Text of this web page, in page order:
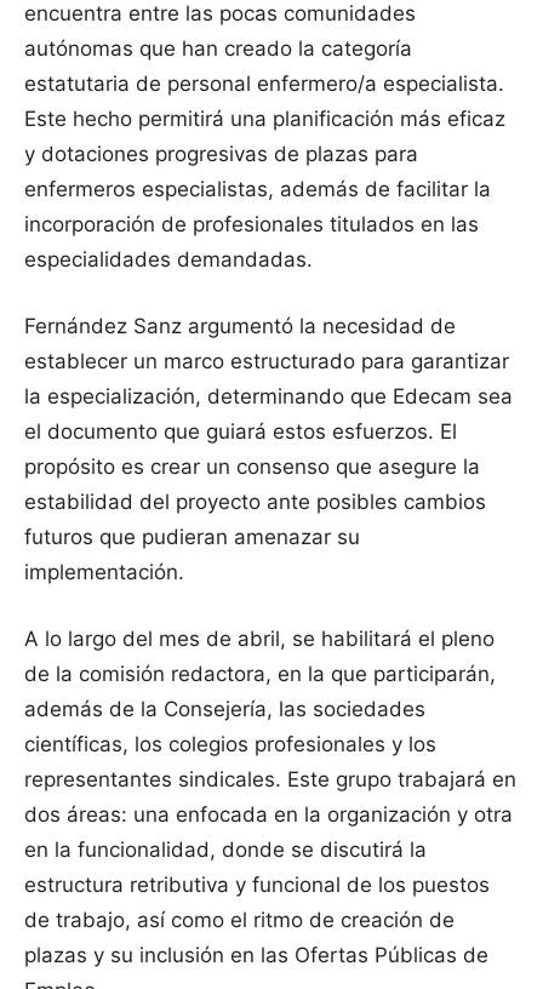
encuentra entre las pocas comunidades
autónomas que han creado la categoría
estatutaria de personal enfermero/a especialista.
Este hecho permitirá una planificación más eficaz
y dotaciones progresivas de plazas para
enfermeros especialistas, además de facilitar la
incorporación de profesionales titulados en las
especialidades demandadas.
Fernández Sanz argumentó la necesidad de
establecer un marco estructurado para garantizar
la especialización, determinando que Edecam sea
el documento que guiará estos esfuerzos. El
propósito es crear un consenso que asegure la
estabilidad del proyecto ante posibles cambios
futuros que pudieran amenazar su
implementación.
A lo largo del mes de abril, se habilitará el pleno
de la comisión redactora, en la que participarán,
además de la Consejería, las sociedades
científicas, los colegios profesionales y los
representantes sindicales. Este grupo trabajará en
dos áreas: una enfocada en la organización y otra
en la funcionalidad, donde se discutirá la
estructura retributiva y funcional de los puestos
de trabajo, así como el ritmo de creación de
plazas y su inclusión en las Ofertas Públicas de